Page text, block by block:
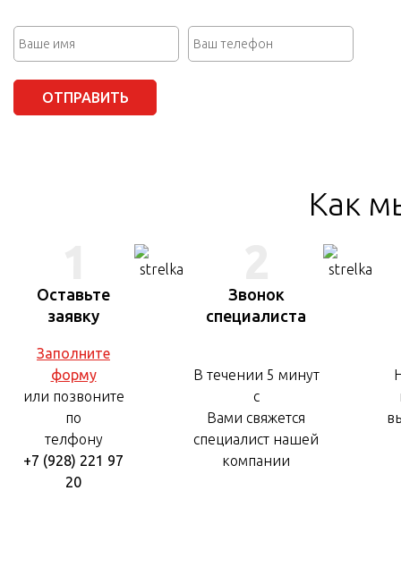
ОТПРАВИТЬ
Как
Оставьте
заявку
Звонок
специалиста
Заполните
форму
или позвоните
по
телфону
+7 (928) 221 97
20
В течении 5 минут
с
Вами свяжется
специалист нашей
компании